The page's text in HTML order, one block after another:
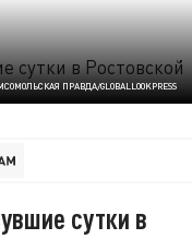
ПРАВДА/GLOBALLOOKPRESS
сутки в